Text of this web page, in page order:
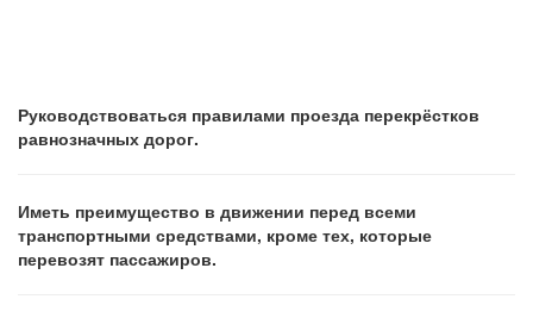
Руководствоваться правилами проезда перекрёстков
равнозначных дорог.
Иметь преимущество в движении перед всеми
транспортными средствами, кроме тех, которые
перевозят пассажиров.